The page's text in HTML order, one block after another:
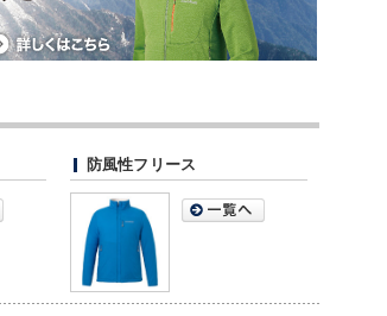
防風性フリース